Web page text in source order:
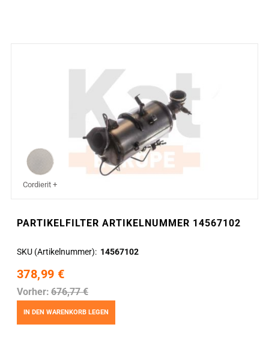
Cordierit +
PARTIKELFILTER ARTIKELNUMMER 14567102
SKU (Artikelnummer) 14567102
378,99 €
Vorher: 676,77 €
IN DEN WARENKORB LEGEN